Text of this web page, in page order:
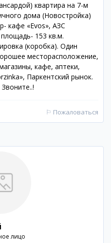
квартира на 7-м
дома (Новостройка)
кафе «Evos», АЗС
153 кв.м.
(коробка). Один
месторасположение,
кафе, аптеки,
Паркентский рынок.
⚐ Пожаловаться
лицо